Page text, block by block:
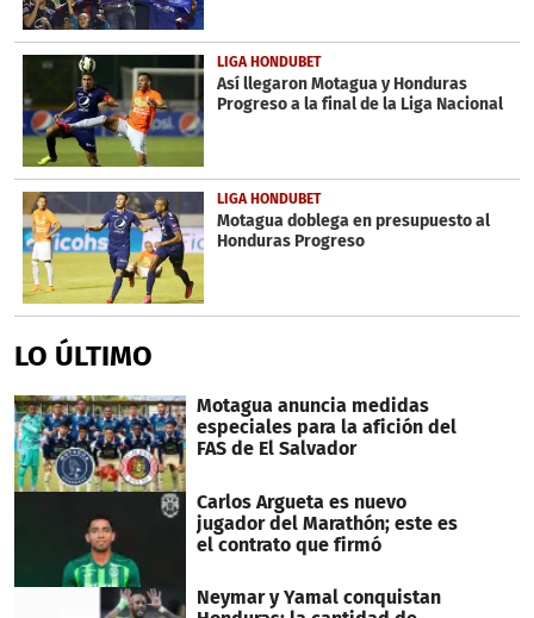
LIGA HONDUBET
Así llegaron Motagua y Honduras
Progreso a la final de la Liga Nacional
LIGA HONDUBET
Motagua doblega en presupuesto al
Honduras Progreso
LO ÚLTIMO
Motagua anuncia medidas
especiales para la afición del
FAS de El Salvador
Carlos Argueta es nuevo
jugador del Marathón; este es
el contrato que firmó
Neymar y Yamal conquistan